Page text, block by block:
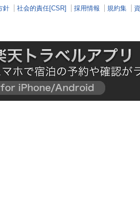
針 社会的責任[CSR] 採用情報 規約集